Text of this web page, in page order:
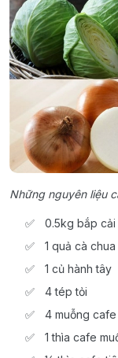
Những nguyên liệu
0.5kg bắp
1 quả cà
1 củ hành tây
4 tép tỏi
4 muỗng
1 thìa cafe